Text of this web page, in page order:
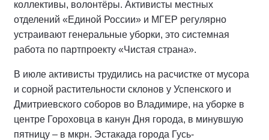
коллективы, волонтёры. Активисты местных
отделений «Единой России» и МГЕР регулярно
устраивают генеральные уборки, это системная
работа по партпроекту «Чистая страна».
В июле активисты трудились на расчистке от мусора
и сорной растительности склонов у Успенского и
Дмитриевского соборов во Владимире, на уборке в
центре Гороховца в канун Дня города, в минувшую
пятницу – в мкрн. Эстакада города Гусь-